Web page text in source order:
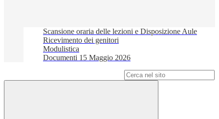
Scansione oraria delle lezioni e Disposizione Aule
Ricevimento dei genitori
Modulistica
Documenti 15 Maggio 2026